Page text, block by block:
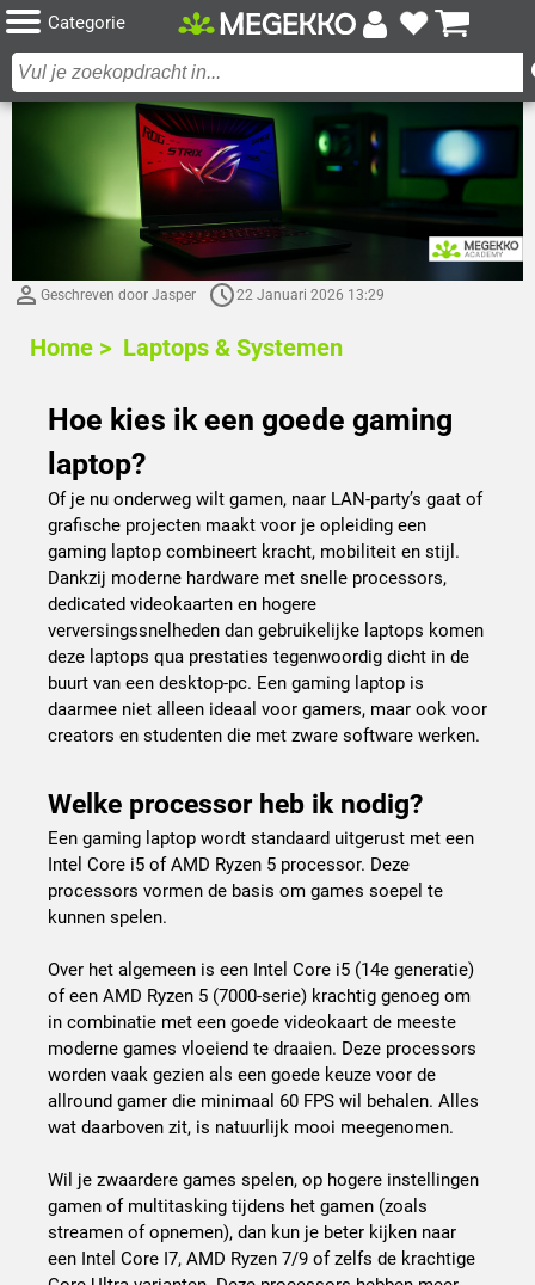
Categorie
Geschreven door Jasper 22 Januari 2026 13:29
Home > Laptops & Systemen
Hoe kies ik een goede gaming
laptop?
Of je nu onderweg wilt gamen, naar LAN-party’s gaat of
grafische projecten maakt voor je opleiding een
gaming laptop combineert kracht, mobiliteit en stijl.
Dankzij moderne hardware met snelle processors,
dedicated videokaarten en hogere
verversingssnelheden dan gebruikelijke laptops komen
deze laptops qua prestaties tegenwoordig dicht in de
buurt van een desktop-pc. Een gaming laptop is
daarmee niet alleen ideaal voor gamers, maar ook voor
creators en studenten die met zware software werken.
Welke processor heb ik nodig?
Een gaming laptop wordt standaard uitgerust met een
Intel Core i5 of AMD Ryzen 5 processor. Deze
processors vormen de basis om games soepel te
kunnen spelen.
Over het algemeen is een Intel Core i5 (14e generatie)
of een AMD Ryzen 5 (7000-serie) krachtig genoeg om
in combinatie met een goede videokaart de meeste
moderne games vloeiend te draaien. Deze processors
worden vaak gezien als een goede keuze voor de
allround gamer die minimaal 60 FPS wil behalen. Alles
wat daarboven zit, is natuurlijk mooi meegenomen.
Wil je zwaardere games spelen, op hogere instellingen
gamen of multitasking tijdens het gamen (zoals
streamen of opnemen), dan kun je beter kijken naar
een Intel Core I7, AMD Ryzen 7/9 of zelfs de krachtige